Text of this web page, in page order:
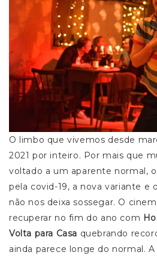
O limbo que vivemos desde
2021 por inteiro. Por mais que
voltado a um aparente normal,
pela covid-19, a nova variante e
não nos deixa sossegar. O
recuperar no fim do ano com
Volta para Casa quebrando
ainda parece longe do normal.